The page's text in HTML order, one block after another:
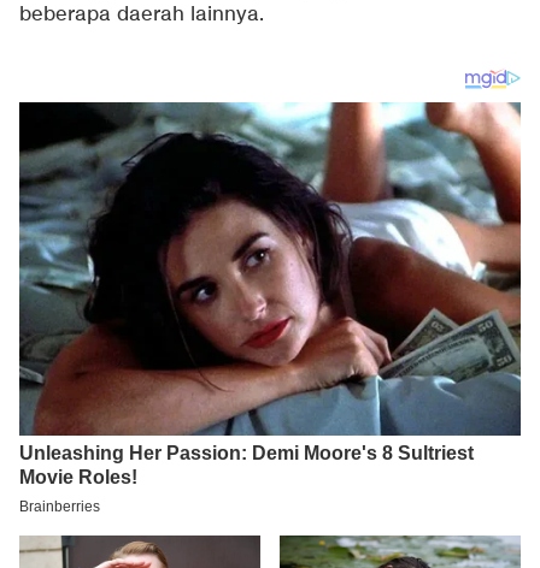
beberapa daerah lainnya.